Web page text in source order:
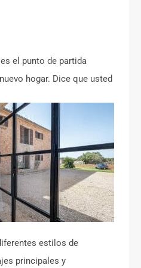
el punto de partida
hogar. Dice que usted
estilos de
principales y